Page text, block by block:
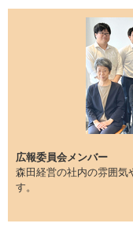
広報委員会メンバー
森田経営の社内の雰囲気
す。